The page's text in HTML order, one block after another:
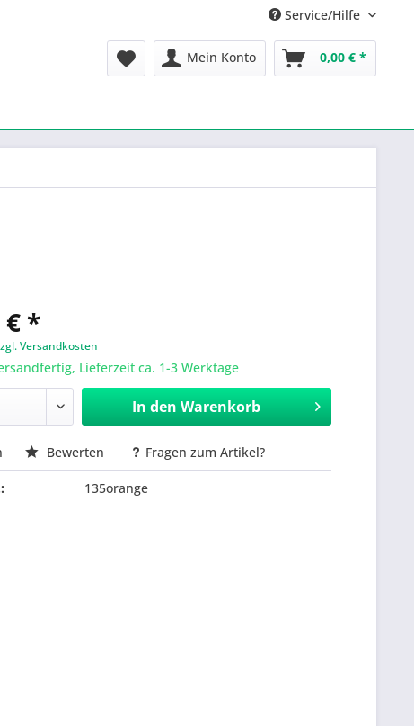
Service/Hilfe
Mein Konto 0,00 € *
€ *
Versandkosten
Lieferzeit ca. 1-3 Werktage
In den Warenkorb
Bewerten Fragen zum Artikel?
135orange